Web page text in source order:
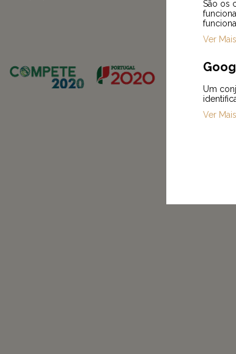
São os
Ver Mais
Um
Ver Mais